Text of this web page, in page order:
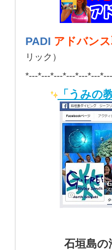
PADI アドバン
リック）
*---*---*---*---*---*---
「うみの
石垣島